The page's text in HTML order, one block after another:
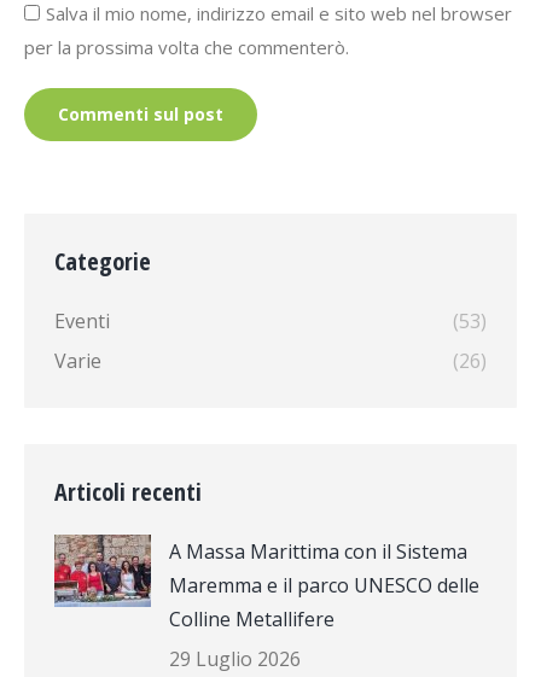
Salva il mio nome, indirizzo email e sito web nel browser
per la prossima volta che commenterò.
Commenti sul post
Categorie
Eventi
(53)
Varie
(26)
Articoli recenti
A Massa Marittima con il Sistema
Maremma e il parco UNESCO delle
Colline Metallifere
29 Luglio 2026